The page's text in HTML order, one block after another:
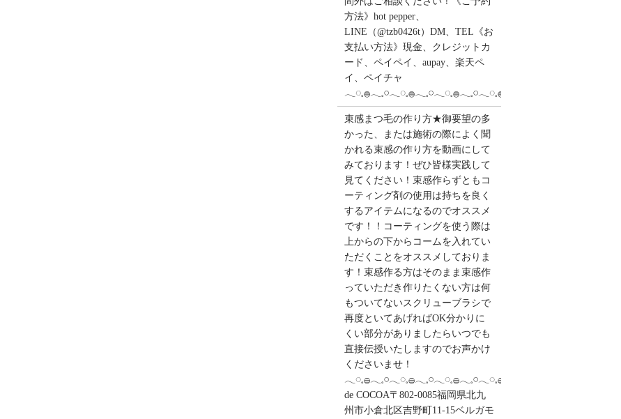
方法》hot pepper、
LINE（@tzb0426t）DM、TEL《お
支払い方法》現金、クレジットカ
ード、ペイペイ、aupay、楽天ペ
イ、ペイチャ
𓂃◌𓈒𓐍𓂃𓈒𓏸𓂃◌𓈒𓐍𓂃𓈒𓏸𓂃◌𓈒𓐍𓂃𓈒𓏸𓂃◌𓈒𓐍
束感まつ毛の作り方★御要望の多
かった、または施術の際によく聞
かれる束感の作り方を動画にして
みております！ぜひ皆様実践して
見てください！束感作らずともコ
ーティング剤の使用は持ちを良く
するアイテムになるのでオススメ
です！！コーティングを使う際は
上からの下からコームを入れてい
ただくことをオススメしておりま
す！束感作る方はそのまま束感作
っていただき作りたくない方は何
もついてないスクリューブラシで
再度といてあげればOK分かりに
くい部分がありましたらいつでも
直接伝授いたしますのでお声かけ
くださいませ！
𓂃◌𓈒𓐍𓂃𓈒𓏸𓂃◌𓈒𓐍𓂃𓈒𓏸𓂃◌𓈒𓐍𓂃𓈒𓏸𓂃◌𓈒𓐍salon
de COCOA〒802-0085福岡県北九
州市小倉北区吉野町11-15ベルガモ